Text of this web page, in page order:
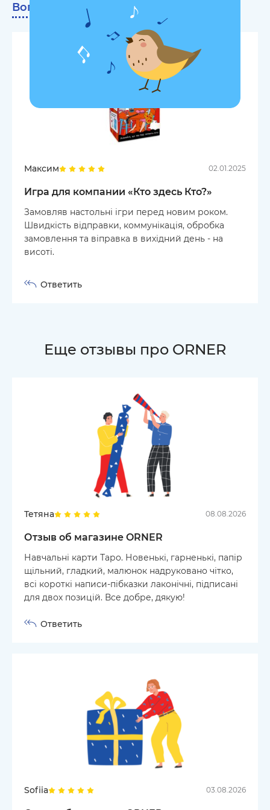
Вопросы про продукт
Максим 02.01.2025
Игра для компании «Кто здесь Кто?»
Замовляв настольні ігри перед новим роком.
Швидкість відправки, коммунікація, обробка
замовлення та віправка в вихідний день - на
висоті.
Ответить
Еще отзывы про ORNER
Тетяна 08.08.2026
Отзыв об магазине ORNER
Навчальні карти Таро. Новенькі, гарненькі, папір
щільний, гладкий, малюнок надруковано чітко,
всі короткі написи-пібказки лаконічні, підписані
для двох позицій. Все добре, дякую!
Ответить
Sofiia 03.08.2026